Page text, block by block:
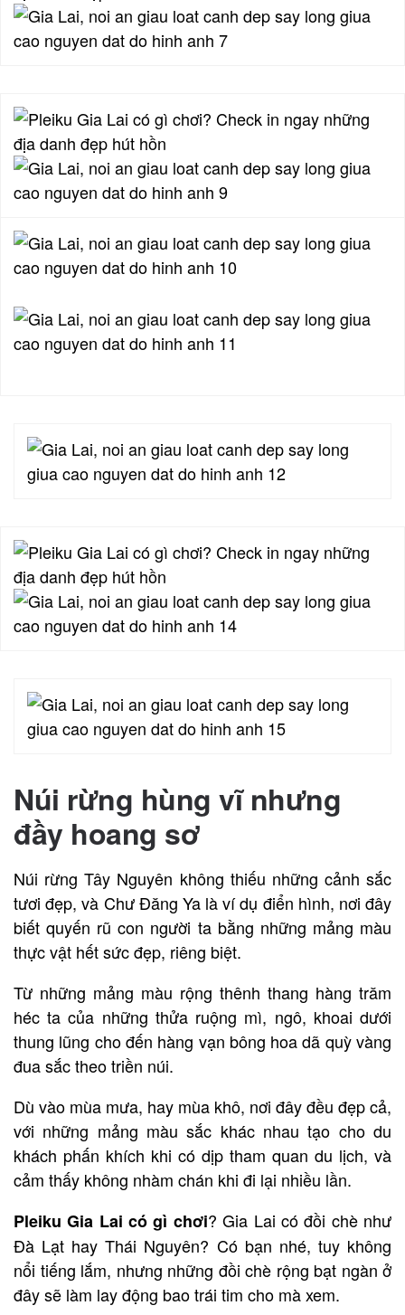
Núi rừng hùng vĩ nhưng
đầy hoang sơ
Núi rừng Tây Nguyên không thiếu những cảnh sắc
tươi đẹp, và Chư Đăng Ya là ví dụ điển hình, nơi đây
biết quyến rũ con người ta bằng những mảng màu
thực vật hết sức đẹp, riêng biệt.
Từ những mảng màu rộng thênh thang hàng trăm
héc ta của những thửa ruộng mì, ngô, khoai dưới
thung lũng cho đến hàng vạn bông hoa dã quỳ vàng
đua sắc theo triền núi.
Dù vào mùa mưa, hay mùa khô, nơi đây đều đẹp cả,
với những mảng màu sắc khác nhau tạo cho du
khách phấn khích khi có dịp tham quan du lịch, và
cảm thấy không nhàm chán khi đi lại nhiều lần.
Pleiku Gia Lai có gì chơi? Gia Lai có đồi chè như
Đà Lạt hay Thái Nguyên? Có bạn nhé, tuy không
nổi tiếng lắm, nhưng những đồi chè rộng bạt ngàn ở
đây sẽ làm lay động bao trái tim cho mà xem.